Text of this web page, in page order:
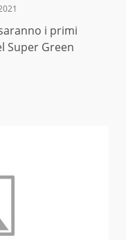
i primi
Super Green